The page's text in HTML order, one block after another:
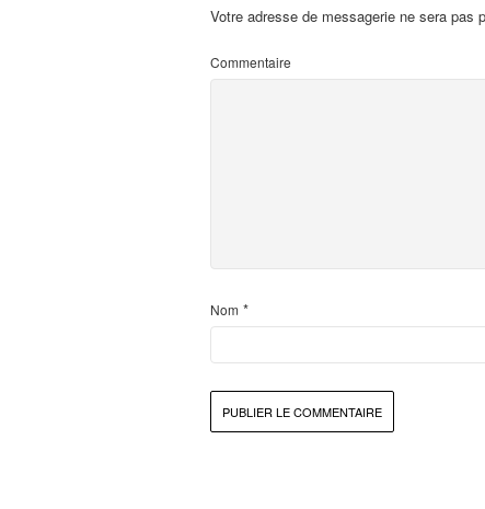
Votre adresse de messagerie ne sera pas
Commentaire
Nom *